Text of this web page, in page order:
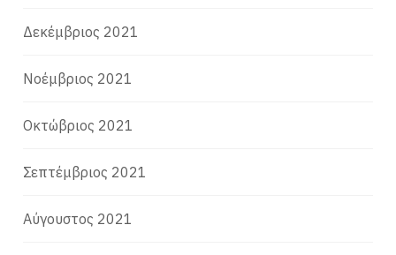
Δεκέμβριος 2021
Νοέμβριος 2021
Οκτώβριος 2021
Σεπτέμβριος 2021
Αύγουστος 2021